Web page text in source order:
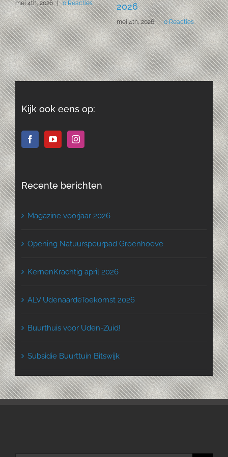
mei 4th, 2026 | 0 Reacties
2026
mei 4th, 2026 | 0 Reacties
Kijk ook eens op:
Recente berichten
Magazine voorjaar 2026
Opening Natuurspeurpad Groenhoeve
KernenKrachtig april 2026
ALV UdenaardeToekomst 2026
Buurthuis voor Uden-Zuid!
Subsidie Buurttuin Bitswijk